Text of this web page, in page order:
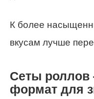
К более
вкусам лучше
Сеты
формат для